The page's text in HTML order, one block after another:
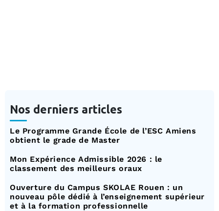
Nos derniers articles
Le Programme Grande École de l’ESC Amiens
obtient le grade de Master
Mon Expérience Admissible 2026 : le
classement des meilleurs oraux
Ouverture du Campus SKOLAE Rouen : un
nouveau pôle dédié à l’enseignement supérieur
et à la formation professionnelle